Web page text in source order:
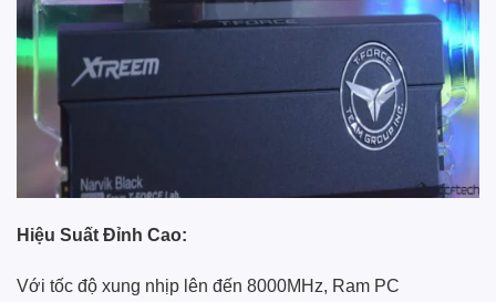
Hiệu Suất Đỉnh Cao:
Với tốc độ xung nhịp lên đến 8000MHz, Ram PC